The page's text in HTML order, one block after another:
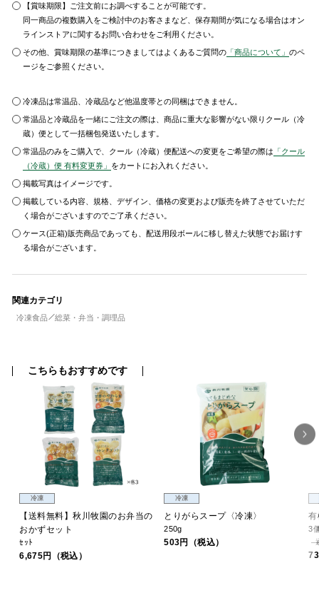
【賞味期限】ご注文前にお調べすることが可能です。
同一商品の複数購入をご検討中のお客さまなど、保存期間が気になる場合はオン
ラインストアに関するお問い合わせをご利用ください。
その他、賞味期限の基準につきましてはよくあるご質問の 「商品について」のペ
ージをご参照ください。
冷凍品は常温品、冷蔵品など他温度帯との同梱はできません。
常温品と冷蔵品を一緒にご注文の際は、商品に重大な影響がない限りクール（冷
蔵）便として一括梱包発送いたします。
常温品のみをご購入で、クール（冷蔵）便配送への変更をご希望の際は 「クール
（冷蔵）便 有料変更券」 をカートにお入れください。
掲載写真はイメージです。
掲載している内容、規格、デザイン、価格の変更および販売を終了させていただ
く場合がございますのでご了承ください。
ケース(正箱)販売商品であっても、配送用段ボールに移し替えた状態でお届けす
る場合がございます。
関連カテゴリ
冷凍食品 総菜・弁当・調理品
こちらもおすすめです
冷凍
【送料無料】秋川牧園のお弁当の
おかずセット
ｾｯﾄ
6,675円（税込）
冷凍
とりがらスープ〈冷凍〉
250g
503円（税込）
3